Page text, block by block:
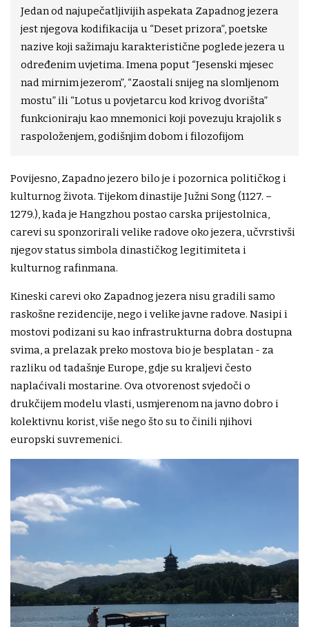
Jedan od najupečatljivijih aspekata Zapadnog jezera
jest njegova kodifikacija u “Deset prizora”, poetske
nazive koji sažimaju karakteristične poglede jezera u
određenim uvjetima. Imena poput “Jesenski mjesec
nad mirnim jezerom”, “Zaostali snijeg na slomljenom
mostu” ili “Lotus u povjetarcu kod krivog dvorišta”
funkcioniraju kao mnemonici koji povezuju krajolik s
raspoloženjem, godišnjim dobom i filozofijom
Povijesno, Zapadno jezero bilo je i pozornica političkog i
kulturnog života. Tijekom dinastije Južni Song (1127. –
1279.), kada je Hangzhou postao carska prijestolnica,
carevi su sponzorirali velike radove oko jezera, učvrstivši
njegov status simbola dinastičkog legitimiteta i
kulturnog rafinmana.
Kineski carevi oko Zapadnog jezera nisu gradili samo
raskošne rezidencije, nego i velike javne radove. Nasipi i
mostovi podizani su kao infrastrukturna dobra dostupna
svima, a prelazak preko mostova bio je besplatan - za
razliku od tadašnje Europe, gdje su kraljevi često
naplaćivali mostarine. Ova otvorenost svjedoči o
drukčijem modelu vlasti, usmjerenom na javno dobro i
kolektivnu korist, više nego što su to činili njihovi
europski suvremenici.